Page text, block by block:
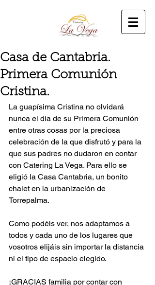
Casa de Cantabria.
Primera Comunión
Cristina.
La guapísima Cristina no olvidará
nunca el día de su Primera Comunión
entre otras cosas por la preciosa
celebración de la que disfrutó y para la
que sus padres no dudaron en contar
con Catering La Vega. Para ello se
eligió la Casa Cantabria, un bonito
chalet en la urbanización de
Torrepalma.
Como podéis ver, nos adaptamos a
todos y cada uno de los lugares que
vosotros elijáis sin importar la distancia
ni el tipo de espacio elegido.
¡GRACIAS familia por contar con